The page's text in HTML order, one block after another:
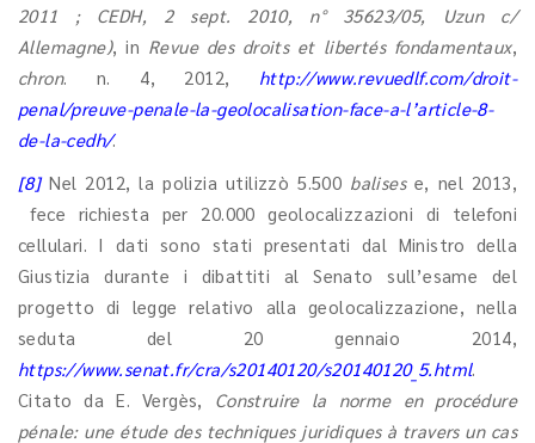
2011 ; CEDH, 2 sept. 2010, n° 35623/05, Uzun c/
Allemagne), in Revue des droits et libertés fondamentaux,
chron. n. 4, 2012, http://www.revuedlf.com/droit-
penal/preuve-penale-la-geolocalisation-face-a-l’article-8-
de-la-cedh/.
[8]Nel 2012, la polizia utilizzò 5.500 balisese, nel 2013,
fece richiesta per 20.000 geolocalizzazioni di telefoni
cellulari. I dati sono stati presentati dal Ministro della
Giustizia durante i dibattiti al Senato sull’esame del
progetto di legge relativo alla geolocalizzazione, nella
seduta del 20 gennaio 2014,
https://www.senat.fr/cra/s20140120/s20140120_5.html.
Citato da E. Vergès, Construire la norme en procédure
pénale: une étude des techniques juridiques à travers un cas